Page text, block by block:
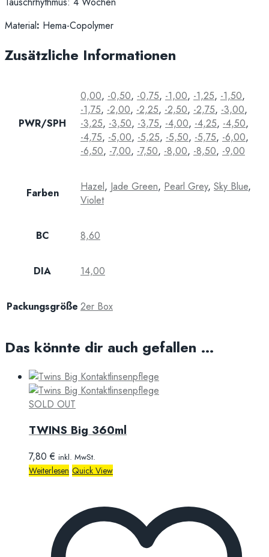
Material: Hema-Copolymer
Zusätzliche Informationen
PWR/SPH
0,00, -0,50, -0,75, -1,00, -1,25, -1,50,
-1,75, -2,00, -2,25, -2,50, -2,75, -3,00,
-3,25, -3,50, -3,75, -4,00, -4,25, -4,50,
-4,75, -5,00, -5,25, -5,50, -5,75, -6,00,
-6,50, -7,00, -7,50, -8,00, -8,50, -9,00
Farben Hazel, Jade Green, Pearl Grey, Sky Blue,
Violet
BC 8,60
DIA 14,00
Packungsgröße 2er Box
Das könnte dir auch gefallen …
SOLD OUT
TWINS Big 360ml
7,80€ inkl. MwSt.
Weiterlesen Quick View